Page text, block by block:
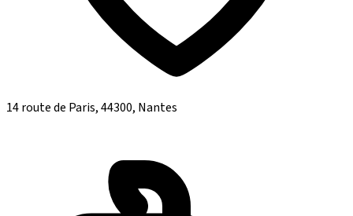
14 route de Paris, 44300, Nantes